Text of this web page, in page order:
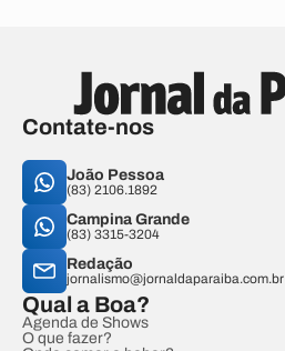
Contate-nos
João Pessoa
(83) 2106.1892
Campina Grande
(83) 3315-3204
Redação
jornalismo@jornaldaparaiba.com.br
Qual a Boa?
Agenda de Shows
O que fazer?